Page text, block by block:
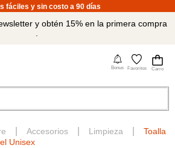
fáciles y sin costo a 90 días
y obtén 15% en la primera compra
4
Bonus Favoritos
Accesorios Limpieza
Toalla
Unisex